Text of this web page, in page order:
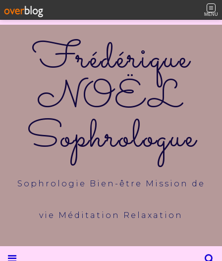
MENU
Frédérique
NOËL
Sophrologue
Sophrologie Bien-être Mission de
vie Méditation Relaxation